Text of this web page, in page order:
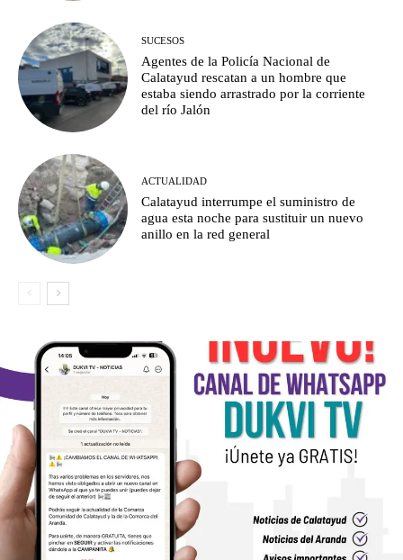
SUCESOS
Agentes de la Policía Nacional de
Calatayud rescatan a un hombre que
estaba siendo arrastrado por la corriente
del río Jalón
ACTUALIDAD
Calatayud interrumpe el suministro de
agua esta noche para sustituir un nuevo
anillo en la red general